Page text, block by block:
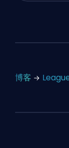
博客